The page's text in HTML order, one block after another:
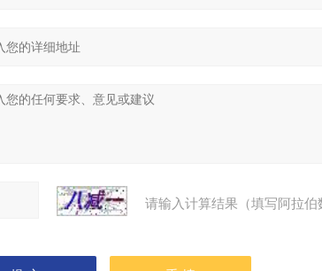
请输入计算结果（填写阿拉